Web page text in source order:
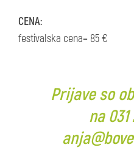
CENA:
festivalska cena= 85 €
Prijave so
na 031